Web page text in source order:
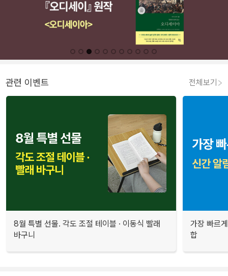
관련 이벤트 전체보기
8월 특별 선물. 각도 조절 테이블 · 이동식 빨래
바구니
가장 빠르
합